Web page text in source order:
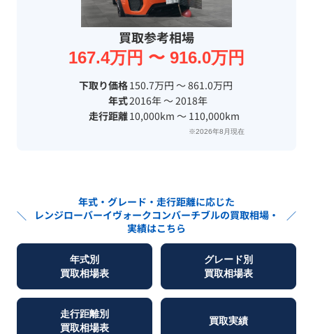
買取参考相場
167.4万円 〜 916.0万円
下取り価格150.7万円 〜 861.0万円
年式2016年 〜 2018年
走行距離10,000km 〜 110,000km
※2026年8月現在
＼
年式・グレード・走行距離に応じた
レンジローバーイヴォークコンバーチブルの買取相場・
実績はこちら
／
年式別
買取相場表
グレード別
買取相場表
走行距離別
買取相場表
買取実績